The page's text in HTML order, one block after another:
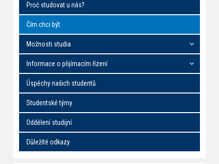
Proč studovat u nás?
Čím chci být
Možnosti studia
Informace o přijímacím řízení
Úspěchy našich studentů
Studentské týmy
Oddělení studijní
Důležité odkazy